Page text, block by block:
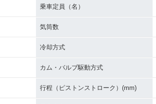
乗車定員（名）
気筒数
冷却方式
カム・バルブ駆動方式
行程（ピストンストローク）(mm)